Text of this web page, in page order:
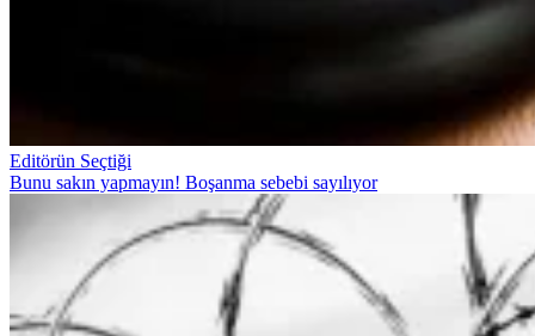
Editörün Seçtiği
Bunu sakın yapmayın! Boşanma sebebi sayılıyor